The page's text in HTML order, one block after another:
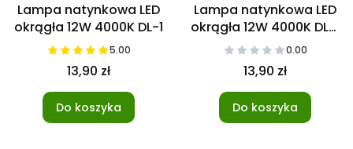
Lampa natynkowa LED
okrągła 12W 4000K DL-1
5.00
13,90 zł
Do koszyka
Lampa natynkowa LED
okrągła 12W 4000K DL-1
czarna0.00
13,90 zł
Do koszyka